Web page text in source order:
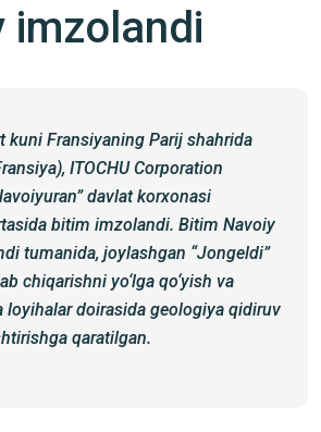
imzolandi
kuni Fransiyaning Parij shahrida
ITOCHU Corporation
davlat korxonasi
bitim imzolandi. Bitim Navoiy
tumanida, joylashgan “Jongeldi”
chiqarishni yo‘lga qo‘yish va
loyihalar doirasida geologiya qidiruv
qaratilgan.